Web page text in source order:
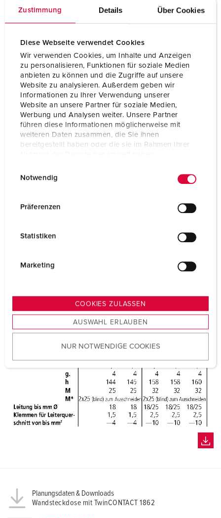
Zustimmung Details Über Cookies
Diese Webseite verwendet Cookies
Wir verwenden Cookies, um Inhalte und Anzeigen
zu personalisieren, Funktionen für soziale Medien
anbieten zu können und die Zugriffe auf unsere
Website zu analysieren. Außerdem geben wir
Informationen zu Ihrer Verwendung unserer
Website an unsere Partner für soziale Medien,
Werbung und Analysen weiter. Unsere Partner
führen diese Informationen möglicherweise mit
weiteren Daten zusammen, die Sie ihnen
bereitgestellt haben oder die sie im Rahmen Ihrer
s
u
w
Notwendig
Präferenzen
Statistiken
Marketing
COOKIES ZULASSEN
AUSWAHL ERLAUBEN
NUR NOTWENDIGE COOKIES
Hertz 50-60 Hz
Anschlusstechnik Schraubenlos - TwinCONTACT
Kontakt standard
Schutzart IP44
Gewicht 400 g
Prüfzeichen
VDE
EAC
CQC
Planungsdaten & Downloads
Wandsteckdose mit TwinCONTACT 1862